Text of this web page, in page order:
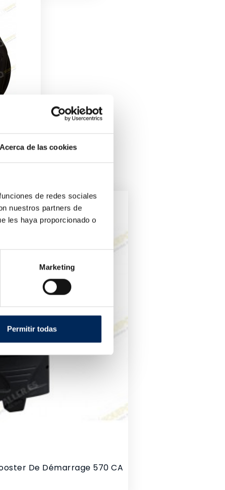
Acerca de las cookies
de redes sociales
nuestros partners de
les haya proporcionado o
Marketing
Permitir todas
De Démarrage 570 CA